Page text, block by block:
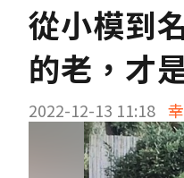
從小模到
的老，才
2022-12-13 11:18